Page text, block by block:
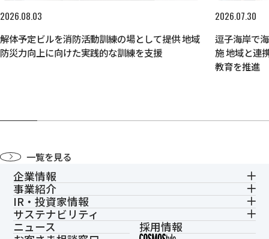
2026.08.03
解体予定ビルを消防活動訓練の場として提供 地域
防災力向上に向けた実践的な訓練を支援
2026.07.30
逗子海岸で
施 地域と連
教育を推進
一覧を見る
企業情報
事業紹介
IR・投資家情報
サステナビリティ
ニュース
採用情報